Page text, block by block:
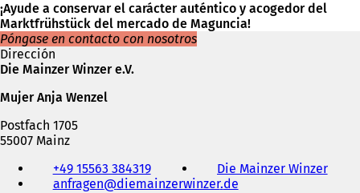
¡Ayude a conservar el carácter auténtico y acogedor del
Marktfrühstück del mercado de Maguncia!
Póngase en contacto con nosotros
Dirección
Die Mainzer Winzer e.V.
Mujer Anja Wenzel
Postfach 1705
55007 Mainz
+49 15563 384319 Die Mainzer Winzer(
anfragen diemainzerwinzer de